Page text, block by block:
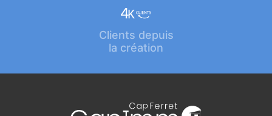
Clients depuis
la création